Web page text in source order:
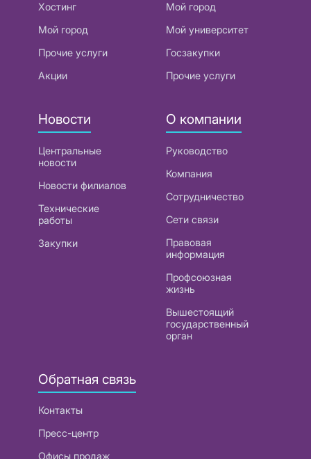
Хостинг
Мой город
Прочие услуги
Акции
Мой город
Мой университет
Госзакупки
Прочие услуги
Новости
Центральные
новости
Новости филиалов
Технические
работы
Закупки
О компании
Руководство
Компания
Сотрудничество
Сети связи
Правовая
информация
Профсоюзная
жизнь
Вышестоящий
государственный
орган
Обратная связь
Контакты
Пресс-центр
Офисы продаж